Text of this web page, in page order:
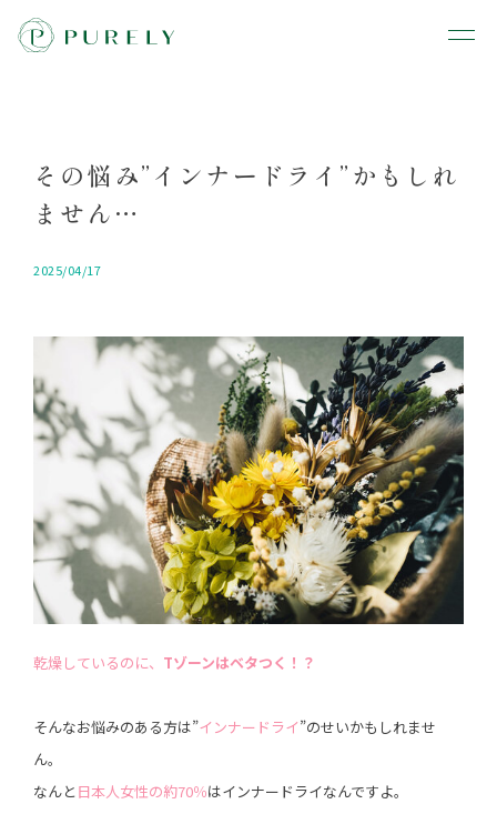
その悩み”インナードライ”かもしれ
ません…
2025/04/17
乾燥しているのに、 Tゾーンはベタつく！？
そんなお悩みのある方は”インナードライ”のせいかもしれませ
ん。
なんと 日本人女性の約70％はインナードライなんですよ。